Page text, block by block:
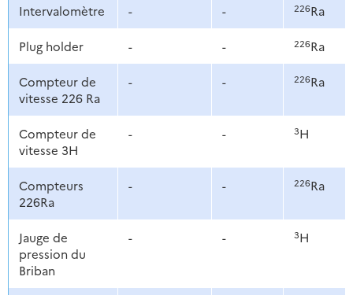
Intervalomètre - - 226Ra
Plug holder - - 226Ra
Compteur de
vitesse 226 Ra
- - 226Ra
Compteur de
vitesse 3H
- - 3H
Compteurs
226Ra
- - 226Ra
Jauge de
pression du
Briban
- - 3H